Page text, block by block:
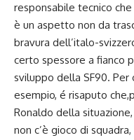
responsabile tecnico
è un aspetto non da
bravura dell’italo-
certo spessore a fianco
sviluppo della SF90. Per
esempio, é risaputo
Ronaldo della
non c’è gioco di